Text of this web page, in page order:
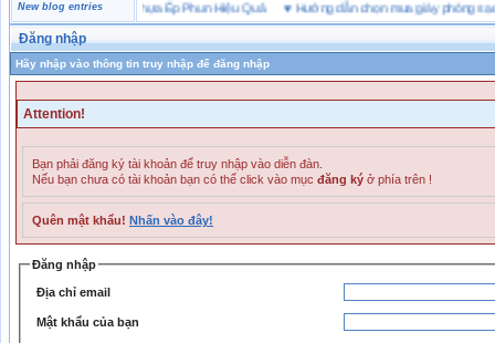
New blog entries
Bột Màu Cho Nhựa Ép Phun Hiệu Quả♥ Hướng dẫn chọn mua giày phòng sạch
Đăng nhập
Hãy nhập vào thông tin truy nhập để đăng nhập
Attention!
Bạn phải đăng ký tài khoản để truy nhập vào diễn đàn.
Nếu bạn chưa có tài khoản bạn có thể click vào mục đăng ký ở phía trên !
Quên mật khẩu! Nhấn vào đây!
Đăng nhập
Địa chỉ email
Mật khẩu của bạn